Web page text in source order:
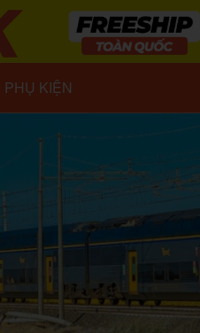
PHỤ KIỆN